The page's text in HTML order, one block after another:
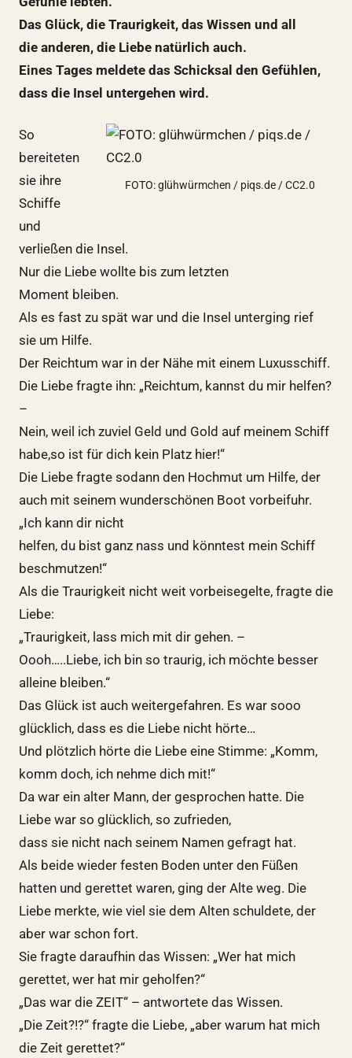
Das Glück, die Traurigkeit, das Wissen und all
die anderen, die Liebe natürlich auch.
Eines Tages meldete das Schicksal den Gefühlen,
dass die Insel untergehen wird.
FOTO: glühwürmchen / piqs.de / CC2.0
So
bereiteten
sie ihre
Schiffe
und
verließen die Insel.
Nur die Liebe wollte bis zum letzten
Moment bleiben.
Als es fast zu spät war und die Insel unterging rief
sie um Hilfe.
Der Reichtum war in der Nähe mit einem Luxusschiff.
Die Liebe fragte ihn: „Reichtum, kannst du mir helfen?
–
Nein, weil ich zuviel Geld und Gold auf meinem Schiff
habe,so ist für dich kein Platz hier!“
Die Liebe fragte sodann den Hochmut um Hilfe, der
auch mit seinem wunderschönen Boot vorbeifuhr.
„Ich kann dir nicht
helfen, du bist ganz nass und könntest mein Schiff
beschmutzen!“
Als die Traurigkeit nicht weit vorbeisegelte, fragte die
Liebe:
„Traurigkeit, lass mich mit dir gehen. –
Oooh…..Liebe, ich bin so traurig, ich möchte besser
alleine bleiben.“
Das Glück ist auch weitergefahren. Es war sooo
glücklich, dass es die Liebe nicht hörte…
Und plötzlich hörte die Liebe eine Stimme: „Komm,
komm doch, ich nehme dich mit!“
Da war ein alter Mann, der gesprochen hatte. Die
Liebe war so glücklich, so zufrieden,
dass sie nicht nach seinem Namen gefragt hat.
Als beide wieder festen Boden unter den Füßen
hatten und gerettet waren, ging der Alte weg. Die
Liebe merkte, wie viel sie dem Alten schuldete, der
aber war schon fort.
Sie fragte daraufhin das Wissen: „Wer hat mich
gerettet, wer hat mir geholfen?“
„Das war die ZEIT“ – antwortete das Wissen.
„Die Zeit?!?“ fragte die Liebe, „aber warum hat mich
die Zeit gerettet?“